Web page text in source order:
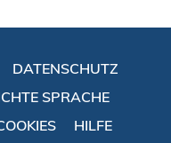
DATENSCHUTZ
SPRACHE
HILFE